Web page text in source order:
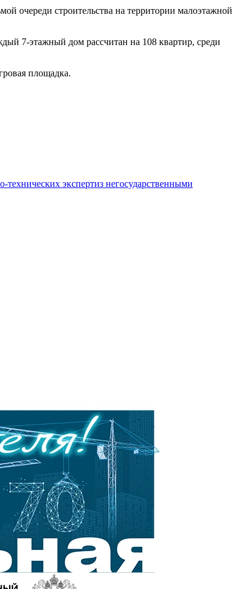
очереди строительства на территории малоэтажной
7-этажный дом рассчитан на 108 квартир, среди
площадка.
технических экспертиз негосударственными